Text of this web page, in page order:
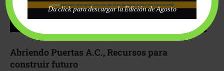
Abriendo Puertas A.C., Recursos para
construir futuro
Da click para descargar la Edición de Agosto